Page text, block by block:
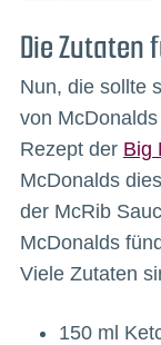
Die Zutaten
Nun, die sollte
von
Rezept der Big
McDonalds
der McRib
McDonalds
Viele Zutaten
150 ml